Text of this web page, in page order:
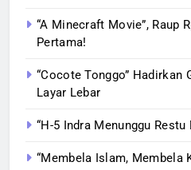
“A Minecraft Movie”, Raup
Pertama!
“Cocote Tonggo” Hadirkan
Layar Lebar
“H-5 Indra Menunggu Restu
“Membela Islam, Membela